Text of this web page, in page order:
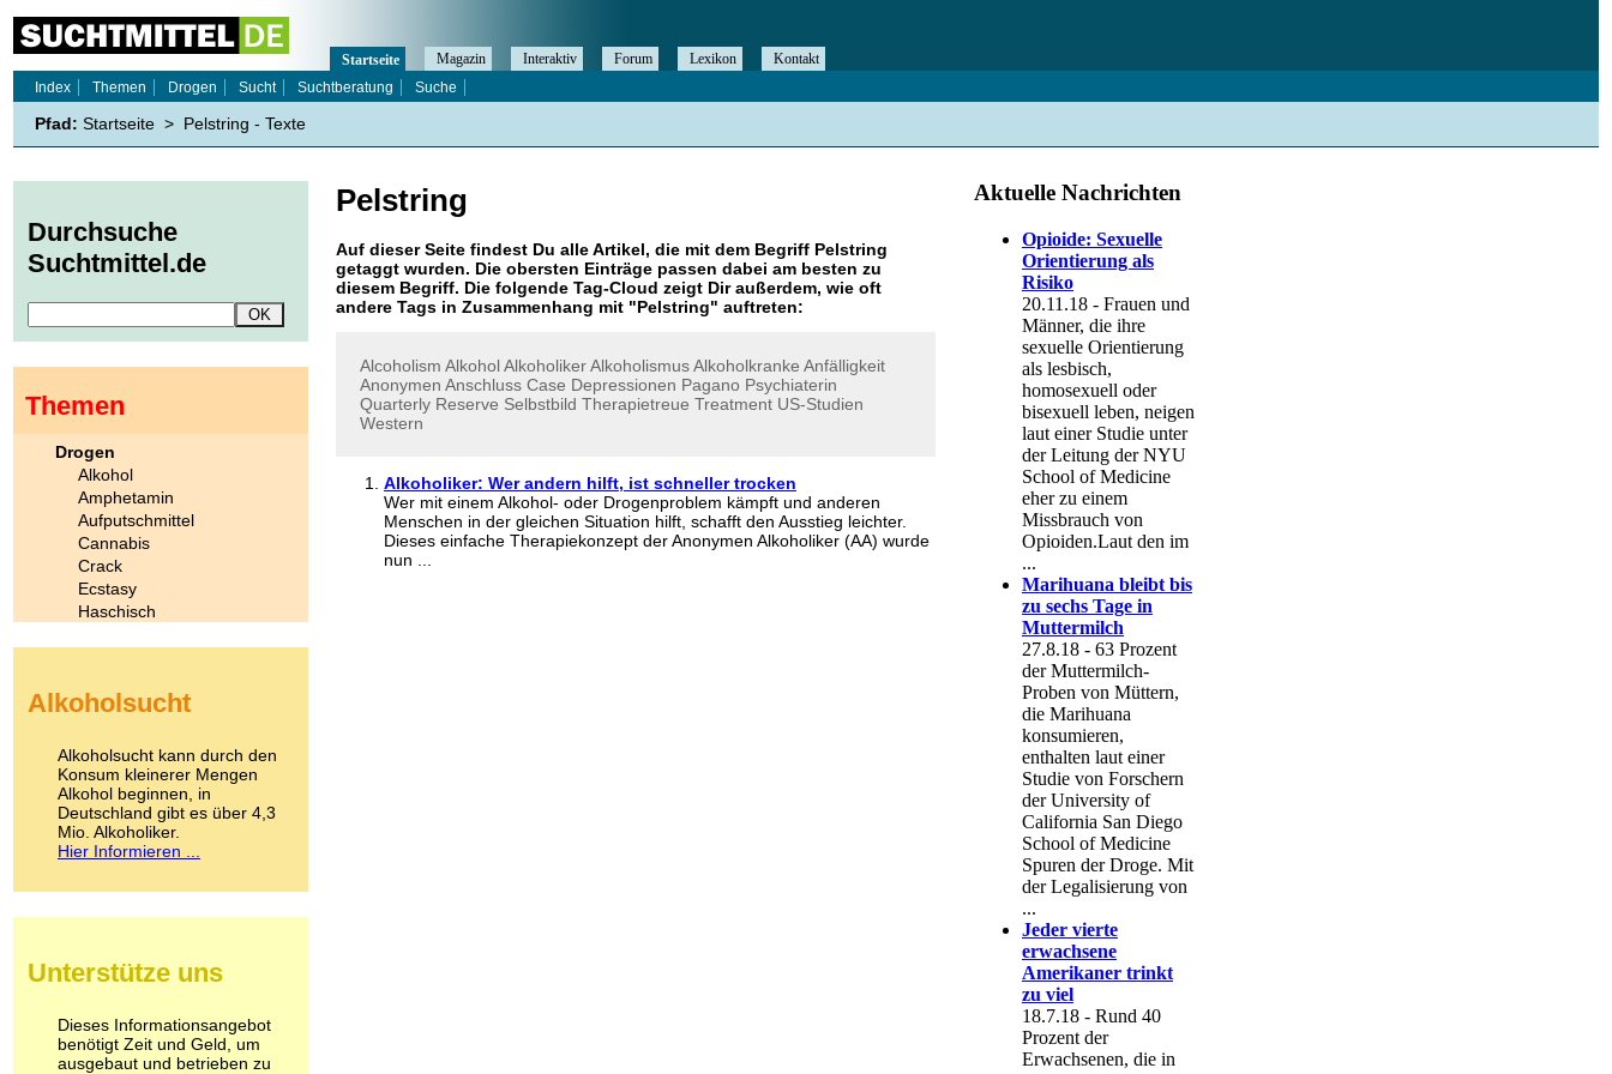
Pelstring
Auf dieser Seite findest Du alle Artikel, die mit dem Begriff Pelstring
getaggt wurden. Die obersten Einträge passen dabei am besten zu
diesem Begriff. Die folgende Tag-Cloud zeigt Dir außerdem, wie oft
andere Tags in Zusammenhang mit "Pelstring" auftreten:
Alcoholism AlkoholAlkoholikerAlkoholismusAlkoholkranke Anfälligkeit
Anonymen Anschluss Case Depressionen Pagano Psychiaterin
Quarterly Reserve Selbstbild Therapietreue Treatment US-Studien
Western
Alkoholiker: Wer andern hilft, ist schneller trocken
Wer mit einem Alkohol- oder Drogenproblem kämpft und anderen
Menschen in der gleichen Situation hilft, schafft den Ausstieg leichter.
Dieses einfache Therapiekonzept der Anonymen Alkoholiker (AA) wurde
nun ...
Startseite Magazin Interaktiv Forum Lexikon
Kontakt
Index
Themen Drogen Sucht Suchtberatung Suche
Pfad: Startseite > Pelstring - Texte
Durchsuche
Suchtmittel.de
Themen
Drogen
Alkohol
Amphetamin
Aufputschmittel
Cannabis
Crack
Ecstasy
Haschisch
Kokain
LSD
Marihuana
Medikamente
Meskalin
Metamphetamin
Methadon
Pilze
Psychopharmaka
Schlafmittel
Schmerzmittel
Alkoholsucht
Alkoholsucht kann durch den
Konsum kleinerer Mengen
Alkohol beginnen, in
Deutschland gibt es über 4,3
Mio. Alkoholiker.
Hier Informieren ...
Unterstütze uns
Dieses Informationsangebot
benötigt Zeit und Geld, um
ausgebaut und betrieben zu